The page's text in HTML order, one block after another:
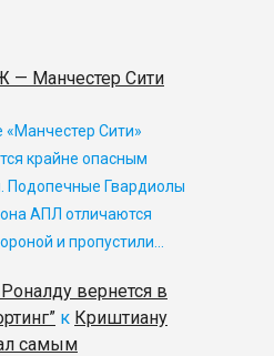
— Манчестер Сити
«Манчестер Сити»
крайне опасным
Подопечные Гвардиолы
АПЛ отличаются
и пропустили…
вернется в
к Криштиану
самым